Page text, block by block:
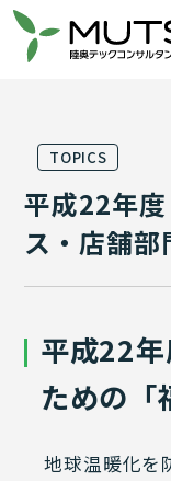
TOPICS
平成22年
ス・店舗部
平成22
ための「
地球温暖化を